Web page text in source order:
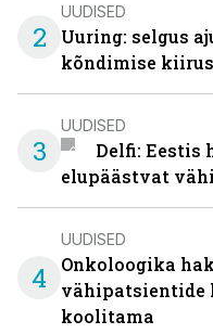
2
UUDISED
Uuring: selgus
kõndimise kiirus
3
UUDISED
Delfi: Eestis
elupäästvat
4
UUDISED
Onkoloogika
vähipatsientide
koolitama